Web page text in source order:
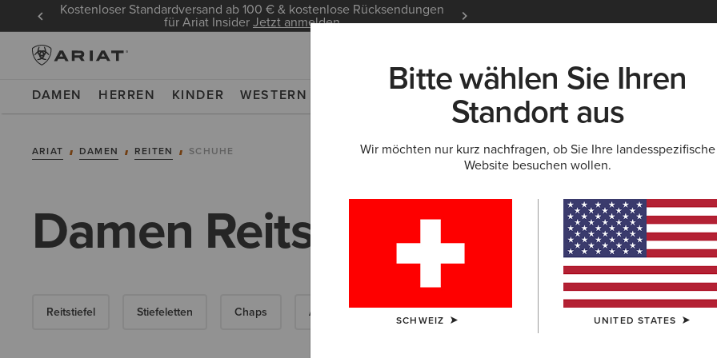
Kostenloser Standardversand ab 100 € & kostenlose Rücksendungen
für Ariat InsiderJetzt anmelden
DAMEN HERREN KINDER WESTERN NEU & FEATURED ARIAT LIFE OUTLET
ARIAT DAMEN REITEN SCHUHE
Damen Reitstiefel und
Reitstiefel Stiefeletten Chaps Allwetter Reitschuhe Ausdauerreiten Stallschuhe
Bitte wählen Sie Ihren
Standort aus
Wir möchten nur kurz nachfragen, ob Sie Ihre landesspezifische
Website besuchen wollen.
SCHWEIZ UNITED STATES